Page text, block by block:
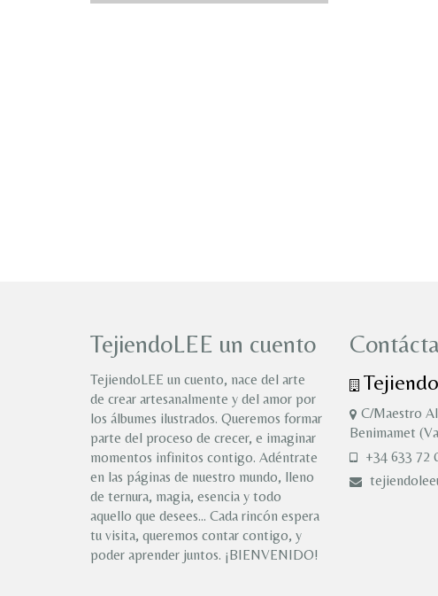
TejiendoLEE un cuento
TejiendoLEE un cuento, nace del arte
de crear artesanalmente y del amor por
los álbumes ilustrados. Queremos formar
parte del proceso de crecer, e imaginar
momentos infinitos contigo. Adéntrate
en las páginas de nuestro mundo, lleno
de ternura, magia, esencia y todo
aquello que desees… Cada rincón espera
tu visita, queremos contar contigo, y
poder aprender juntos. ¡BIENVENIDO!
C/Maestro
Benimamet
+34 633 72